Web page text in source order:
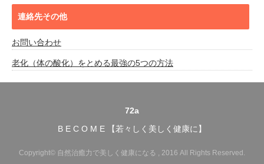
連絡先その他
お問い合わせ
老化（体の酸化）をとめる最強の5つの方法
72a
B E C O M E 【若々しく美しく健康に】
Copyright© 自然治癒力で美しく健康になる , 2016 All Rights Reserved.